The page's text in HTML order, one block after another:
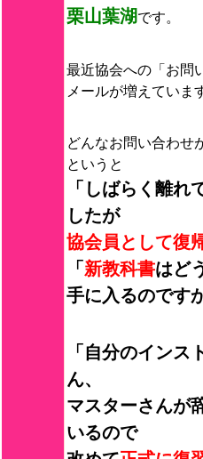
栗山葉湖です。
最近協会への「お問
メールが増えていま
どんなお問い合わせ
というと
「しばらく離れ
したが
協会員として復
「 新教科書はど
手に入るのです
「自分のインス
ん、
マスターさんが
いるので